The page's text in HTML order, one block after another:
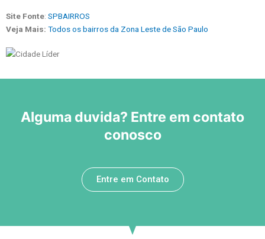
Site Fonte: SPBAIRROS
Veja Mais: Todos os bairros da Zona Leste de São Paulo
Alguma duvida? Entre em contato
conosco
Entre em Contato